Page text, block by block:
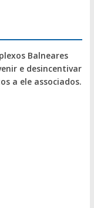
Balneares
e desincentivar
a ele associados.